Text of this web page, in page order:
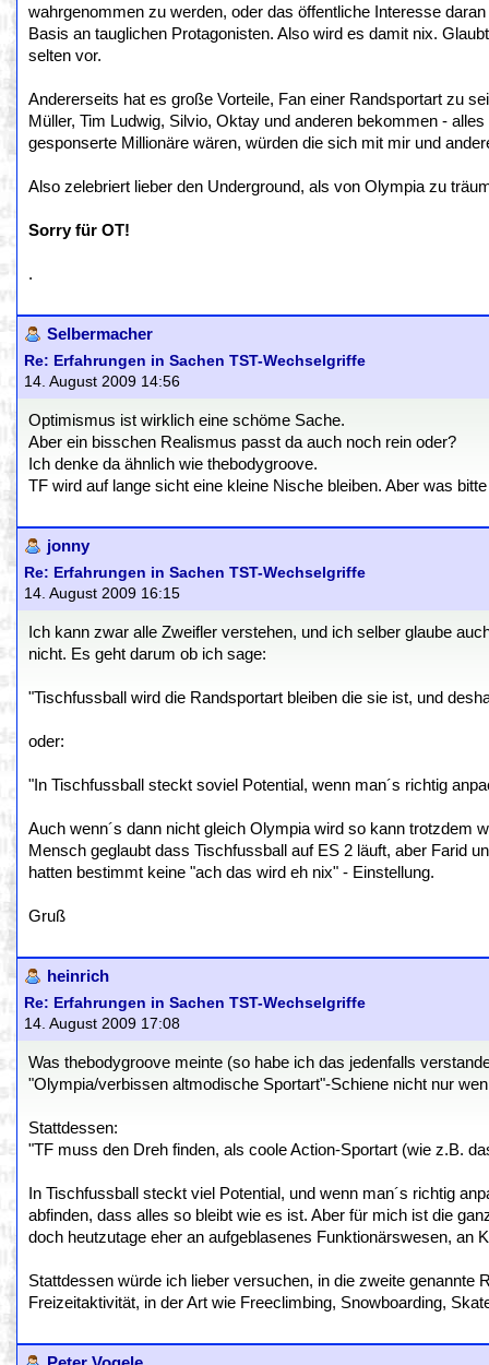
wahrgenommen zu werden, oder das öffentliche Interesse
Basis an tauglichen Protagonisten. Also wird es damit nix.
selten vor.
Andererseits hat es große Vorteile, Fan einer Randsportart zu
Müller, Tim Ludwig, Silvio, Oktay und anderen bekommen -
gesponserte Millionäre wären, würden die sich mit mir und
Also zelebriert lieber den Underground, als von Olympia zu
Sorry für OT!
.
Selbermacher
Re: Erfahrungen in Sachen TST-Wechselgriffe
14. August 2009 14:56
Optimismus ist wirklich eine schöme Sache.
Aber ein bisschen Realismus passt da auch noch rein oder?
Ich denke da ähnlich wie thebodygroove.
TF wird auf lange sicht eine kleine Nische bleiben. Aber was
jonny
Re: Erfahrungen in Sachen TST-Wechselgriffe
14. August 2009 16:15
Ich kann zwar alle Zweifler verstehen, und ich selber glaube
nicht. Es geht darum ob ich sage:
"Tischfussball wird die Randsportart bleiben die sie ist, und
oder:
"In Tischfussball steckt soviel Potential, wenn man´s richtig
Auch wenn´s dann nicht gleich Olympia wird so kann trotzdem
Mensch geglaubt dass Tischfussball auf ES 2 läuft, aber Farid
hatten bestimmt keine "ach das wird eh nix" - Einstellung.
Gruß
heinrich
Re: Erfahrungen in Sachen TST-Wechselgriffe
14. August 2009 17:08
Was thebodygroove meinte (so habe ich das jedenfalls
"Olympia/verbissen altmodische Sportart"-Schiene nicht nur
Stattdessen:
"TF muss den Dreh finden, als coole Action-Sportart (wie z.B.
In Tischfussball steckt viel Potential, und wenn man´s richtig
abfinden, dass alles so bleibt wie es ist. Aber für mich ist die
doch heutzutage eher an aufgeblasenes Funktionärswesen, an
Stattdessen würde ich lieber versuchen, in die zweite genannte
Freizeitaktivität, in der Art wie Freeclimbing, Snowboarding,